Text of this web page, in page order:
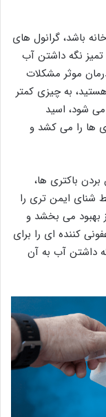
باشد، گرانول های
نگه داشتن آب
موثر مشکلات
به چیزی کمتر
شود، اسید
ها را می کشد و
باکتری ها،
شنای ایمن تری را
بهبود می بخشد و
کننده ای را برای
داشتن آب به آن